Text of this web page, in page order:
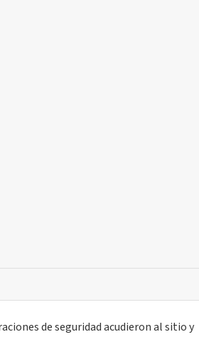
de seguridad acudieron al sitio y